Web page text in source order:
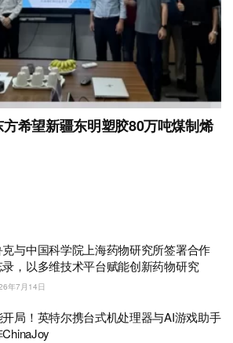
希望新疆东明塑胶80万吨煤制烯
与中国科学院上海药物研究所签署合作
，以多维技术平台赋能创新药物研究
年7月14日
局！英特尔携台式机处理器与AI游戏助手